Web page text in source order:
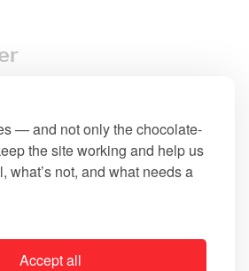
— and not only the chocolate-
the site working and help us
what’s not, and what needs a
Accept all